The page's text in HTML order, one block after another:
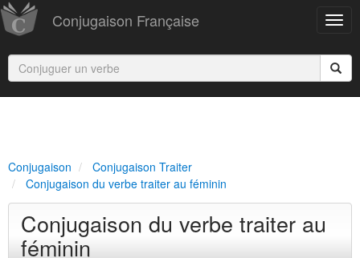
Conjugaison Française
Conjugaison
Conjugaison Traiter
Conjugaison du verbe traiter au féminin
Conjugaison du verbe traiter au
féminin